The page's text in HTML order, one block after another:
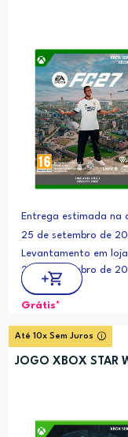
Entrega estimada na
25 de setembro de
Levantamento em
25 de setembro de
Grátis*
Até 10x Sem Juros
JOGO XBOX STAR